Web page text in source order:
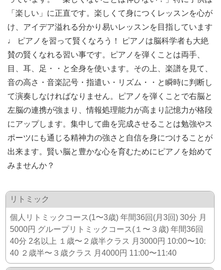
「楽しい」に正直です。楽しくて身につくレッスンを心が
け、アイデア溢れる分かり易いレッスンを目指しています
♩ ピアノを習って賢くなろう！ ピアノは脳科学者も大絶
賛の賢くなれる習い事です。ピアノを弾くことは両手、
目、耳、足・・と全身を使います。その上、楽譜を見て、
音の高さ・音楽記号・指遣い・リズム・・と瞬時に判断し
て演奏しなければなりません。ピアノを弾くことで右脳と
左脳の連携が強まり、情報処理能力が高まり記憶力が格段
にアップします。集中して曲を完成させることは勉強やス
ポーツにも通じる精神力の強さと自信を身につけることが
出来ます。賢い脳と豊かな心を育むためにピアノを始めて
みませんか？
リトミック
個人リトミックコース(1〜3歳) 年間36回(月3回) 30分 月
5000円 グループリトミックコース(１〜３歳) 年間36回
40分 2名以上 １歳〜２歳半クラス 月3000円 10:00〜10:
40 ２歳半〜３歳クラス 月4000円 11:00〜11:40